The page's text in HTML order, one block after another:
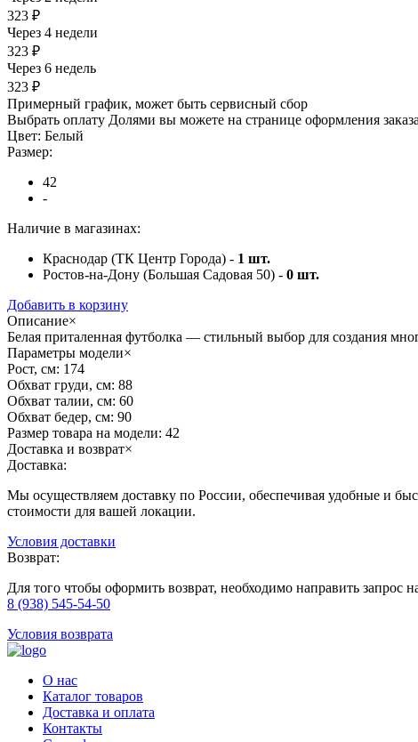
323 ₽
Через 4 недели
323 ₽
Через 6 недель
323 ₽
Примерный график, может быть сервисный сбор
Выбрать оплату Долями вы можете на странице оформления заказа
Цвет: Белый
Размер:
42
-
Наличие в магазинах:
Краснодар (ТК Центр Города) - 1 шт.
Ростов-на-Дону (Большая Садовая 50) - 0 шт.
Добавить в корзину
Описание×
Белая приталенная футболка — стильный выбор для создания
Параметры модели×
Рост, см: 174
Обхват груди, см: 88
Обхват талии, см: 60
Обхват бедер, см: 90
Размер товара на модели: 42
Доставка и возврат×
Доставка:
Мы осуществляем доставку по России, обеспечивая удобные и
стоимости для вашей локации.
Условия доставки
Возврат:
Для того чтобы оформить возврат, необходимо направить запрос
8 (938) 545-54-50
Условия возврата
О нас
Каталог товаров
Доставка и оплата
Контакты